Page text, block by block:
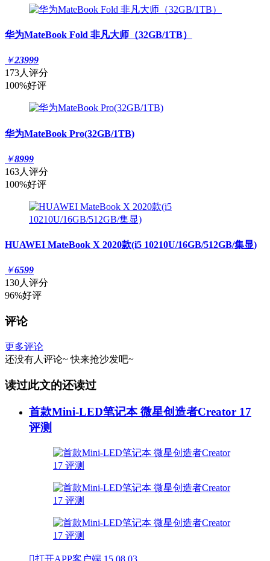
华为MateBook Fold 非凡大师（32GB/1TB）
￥23999
173人评分
100%好评
华为MateBook Pro(32GB/1TB)
￥8999
163人评分
100%好评
HUAWEI MateBook X 2020款(i5 10210U/16GB/512GB/集显)
￥6599
130人评分
96%好评
评论
更多评论
还没有人评论~ 快来抢沙发吧~
读过此文的还读过
首款Mini-LED笔记本 微星创造者Creator 17
评测
打开APP客户端 15 08.03